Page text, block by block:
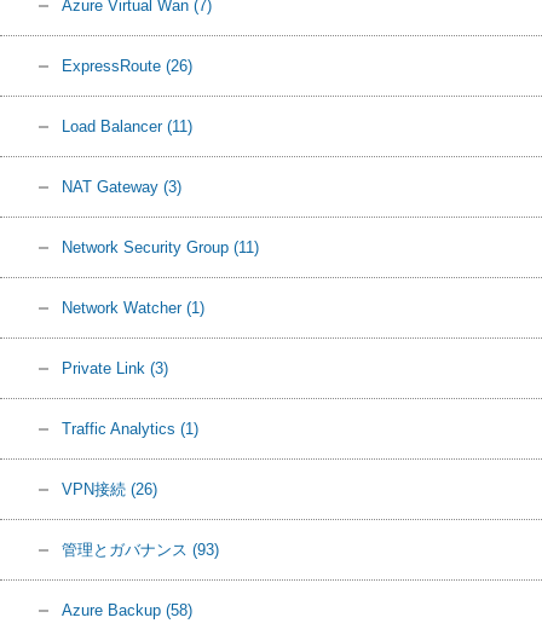
Azure Virtual Wan (7)
ExpressRoute (26)
Load Balancer (11)
NAT Gateway (3)
Network Security Group (11)
Network Watcher (1)
Private Link (3)
Traffic Analytics (1)
VPN接続 (26)
管理とガバナンス (93)
Azure Backup (58)